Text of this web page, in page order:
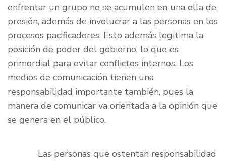
enfrentar un grupo no se acumulen en una olla de
presión, además de involucrar a las personas en los
procesos pacificadores. Esto además legitima la
posición de poder del gobierno, lo que es
primordial para evitar conflictos internos. Los
medios de comunicación tienen una
responsabilidad importante también, pues la
manera de comunicar va orientada a la opinión que
se genera en el público.
Las personas que ostentan responsabilidad